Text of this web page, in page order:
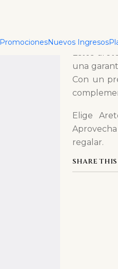
PromocionesNuevos Ingresos
Estos
una
Con un
Elige
regalar.
SHARE